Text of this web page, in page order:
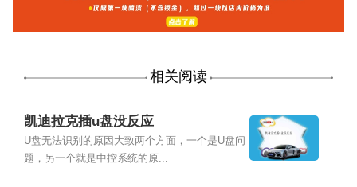
相关阅读
凯迪拉克插u盘没反应
U盘无法识别的原因大致两个方面，一个是U盘问
题，另一个就是中控系统的原...